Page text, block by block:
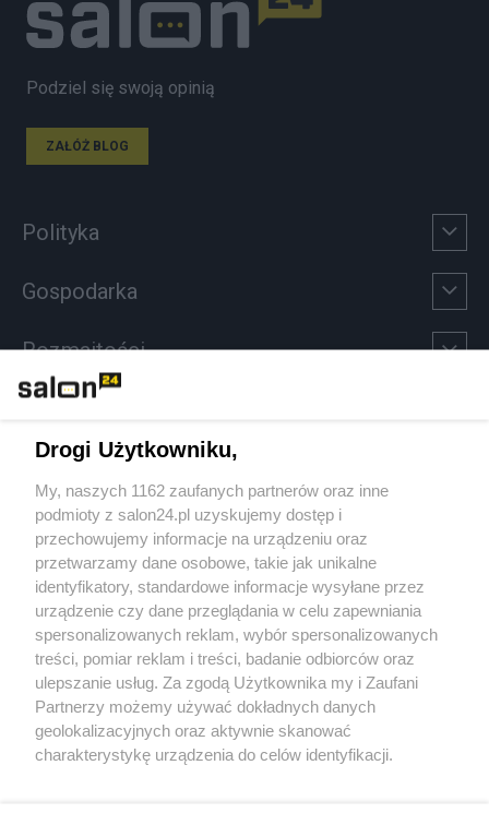
Podziel się swoją opinią
ZAŁÓŻ BLOG
Polityka
Gospodarka
Rozmaitości
Sport
Społeczeństwo
Kultura
X Facebook Instagram Youtube
Drogi Użytkowniku,
My, naszych 1162 zaufanych partnerów oraz inne
podmioty z salon24.pl uzyskujemy dostęp i
przechowujemy informacje na urządzeniu oraz
przetwarzamy dane osobowe, takie jak unikalne
identyfikatory, standardowe informacje wysyłane przez
urządzenie czy dane przeglądania w celu zapewniania
spersonalizowanych reklam, wybór spersonalizowanych
treści, pomiar reklam i treści, badanie odbiorców oraz
ulepszanie usług. Za zgodą Użytkownika my i Zaufani
Partnerzy możemy używać dokładnych danych
geolokalizacyjnych oraz aktywnie skanować
charakterystykę urządzenia do celów identyfikacji.